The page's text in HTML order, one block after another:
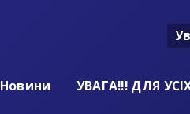
Новини
УВАГА!!! ДЛЯ